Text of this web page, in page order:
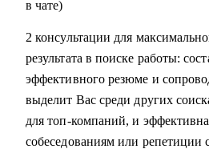
в чате)
2 консультации для
результата в поиске работы:
эффективного резюме и
выделит Вас среди других
для топ-компаний, и
собеседованиям или репетиции